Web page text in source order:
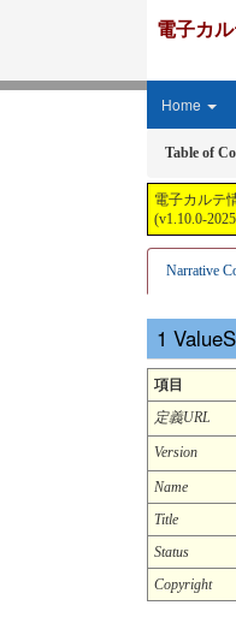
電子カ
Home
Table of
電子カルテ
(v1.10.0-
Narrative
項目
定義URL
Version
Name
Title
Status
Copyright